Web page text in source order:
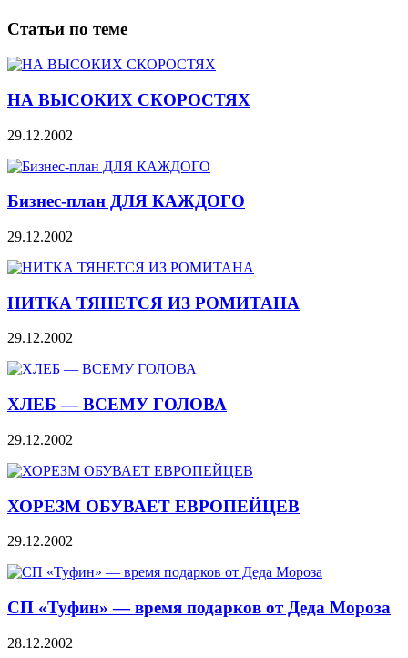
Статьи по теме
НА ВЫСОКИХ СКОРОСТЯХ
29.12.2002
Бизнес-план ДЛЯ КАЖДОГО
29.12.2002
НИТКА ТЯНЕТСЯ ИЗ РОМИТАНА
29.12.2002
ХЛЕБ — ВСЕМУ ГОЛОВА
29.12.2002
ХОРЕЗМ ОБУВАЕТ ЕВРОПЕЙЦЕВ
29.12.2002
СП «Туфин» — время подарков от Деда Мороза
28.12.2002